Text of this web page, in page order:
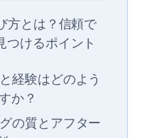
方とは？信頼で
つけるポイント
経験はどのよう
か？
の質とアフター